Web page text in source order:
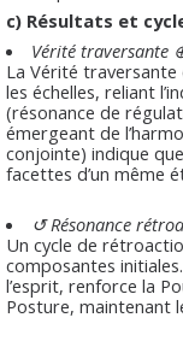
c) Résultats et
Vérité traversante
La Vérité
les échelles, reliant
(résonance de
émergeant de
conjointe) indique
facettes d’un même
↺ Résonance
Un cycle de
composantes
l’esprit, renforce la
Posture, maintenant